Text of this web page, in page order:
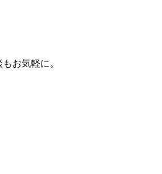
お気軽に。